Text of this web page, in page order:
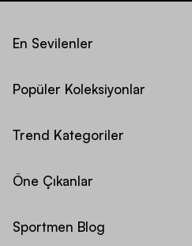
En Sevilenler
Popüler Koleksiyonlar
Trend Kategoriler
Öne Çıkanlar
Sportmen Blog